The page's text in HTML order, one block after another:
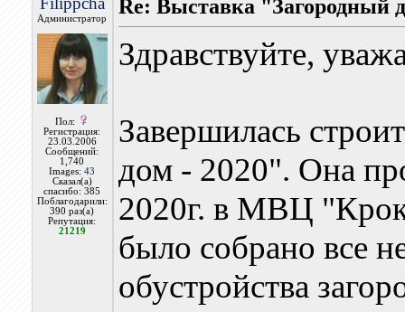
Администратор
Пол:
Регистрация:
23.03.2006
Сообщений:
1,740
Images:43
Сказал(а)
спасибо: 385
Поблагодарили:
390 раз(а)
Репутация:
21219
Re: Выставка "Загородный
Здравствуйте,
Завершилась
дом - 2020". Она
2020г. в МВЦ
было собрано все
обустройства